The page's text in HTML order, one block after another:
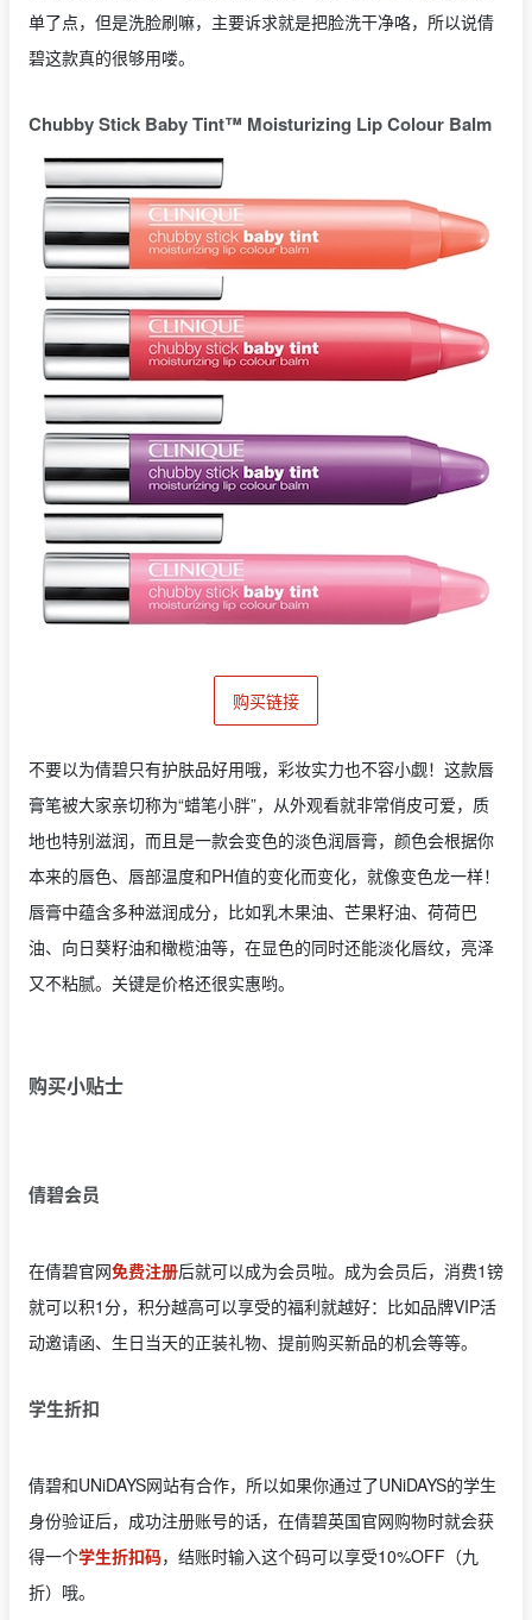
单了点，但是洗脸刷嘛，主要诉求就是把脸洗干净咯，所以说倩
碧这款真的很够用喽。
Chubby Stick Baby Tint™ Moisturizing Lip Colour Balm
购买链接
不要以为倩碧只有护肤品好用哦，彩妆实力也不容小觑！这款唇
膏笔被大家亲切称为“蜡笔小胖”，从外观看就非常俏皮可爱，质
地也特别滋润，而且是一款会变色的淡色润唇膏，颜色会根据你
本来的唇色、唇部温度和PH值的变化而变化，就像变色龙一样！
唇膏中蕴含多种滋润成分，比如乳木果油、芒果籽油、荷荷巴
油、向日葵籽油和橄榄油等，在显色的同时还能淡化唇纹，亮泽
又不粘腻。关键是价格还很实惠哟。
购买小贴士
倩碧会员
在倩碧官网免费注册后就可以成为会员啦。成为会员后，消费1镑
就可以积1分，积分越高可以享受的福利就越好：比如品牌VIP活
动邀请函、生日当天的正装礼物、提前购买新品的机会等等。
学生折扣
倩碧和UNiDAYS网站有合作，所以如果你通过了UNiDAYS的学生
身份验证后，成功注册账号的话，在倩碧英国官网购物时就会获
得一个学生折扣码，结账时输入这个码可以享受10%OFF（九
折）哦。